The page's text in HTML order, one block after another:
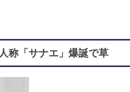
称「サナエ」爆誕で草